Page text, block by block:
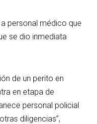
personal médico que
se dio inmediata
de un perito en
en etapa de
personal policial
diligencias”,